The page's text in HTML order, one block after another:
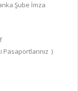
Şube İmza
Pasaportlarınız )